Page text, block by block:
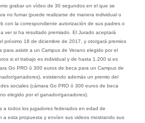
grabar un vídeo de 30 segundos en el que se
no fumar (puede realizarse de manera individual o
con la correspondiente autorización de sus padres o
ver si ha resultado premiado. El Jurado aceptará
próximo 18 de diciembre de 2017, y otorgará premios
para asistir a un Campus de Verano elegido por el
si el trabajo es individual y de hasta 1.200 si es
Go PRO ó 300 euros de beca para un Campus de
ganadores), existiendo además un premio del
sociales (cámara Go PRO ó 300 euros de beca
elegido por el ganador/ganadores).
a todos los jugadores federados en edad de
a esta propuesta y envíen sus videos mostrando sus